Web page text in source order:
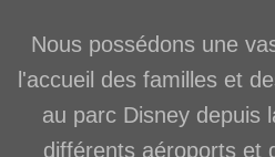
Nous possédons une
l'accueil des familles et
au parc Disney depuis
différents aéroports et